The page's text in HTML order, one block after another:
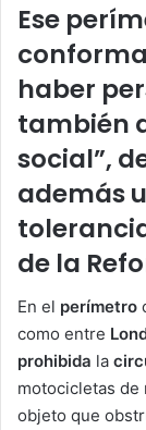
Ese
haber
también
social”,
además
de la
En el perímetro
como entre
prohibida la
motocicletas
objeto que